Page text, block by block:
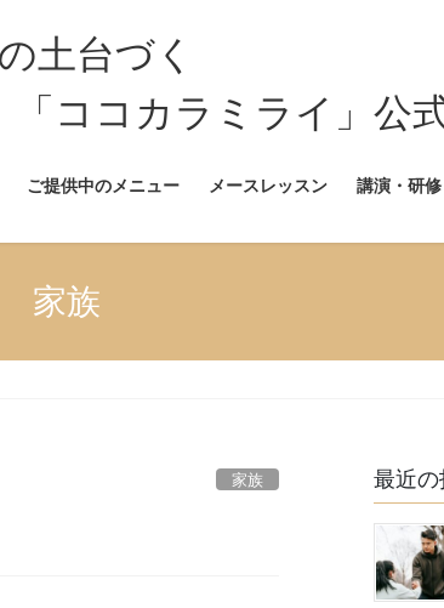
土台づく
イ」公式サ
ご提供中のメニュー メースレッスン 講演・研
家族
家族 最近の